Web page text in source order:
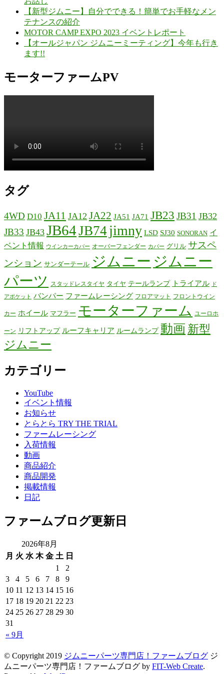
【新型ジムニー】自分でできる！簡単でお手軽なメン
テナンスの紹介
MOTOR CAMP EXPO 2023 イベントレポート
【オールジャパン ジムニーミーティング】今年も行き
ます!!
モーターファームPV
タグ
4WD D10 JA11 JA12 JA22 JA51 JA71 JB23 JB31 JB32
JB33 JB43 JB64JB74 jimny LSD SJ30 SONORAN イ
ベント情報
ウインカーカバー オーバーフェンダー カバー グリル サスペ
ンション サンダーテール ジムニー ジムニー
パーツ
スタッドレスタイヤ タイヤ テールランプ トライアル ド
アポケット バンパー ファームレーシング フロアマット フロントウイン
カー ホイール マフラー モーターファーム ユーロホ
ーン リフトアップ ルーフキャリア ルームランプ 動画 新型
ジムニー
カテゴリー
YouTube
イベント情報
お知らせ
とらとら TRY THE TRIAL
ファームレーシング
入荷情報
動画
商品紹介
商品開発
掲載情報
日記
ファームブログ更新日
2026年8月
月 火 水 木 金 土 日
« 9月
1
2
3
4 5 6 7 8
9
10 11 12 13 14 15 16
17 18 19 20 21 22 23
24 25 26 27 28 29 30
31
© Copyright 2019 ジムニーパーツ専門店！ファームブログ ジ
ムニーパーツ専門店！ファームブログ by FIT-Web Create.